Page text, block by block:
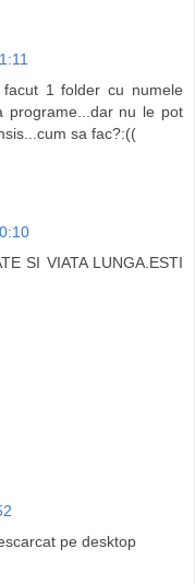
1 folder cu numele
programe...dar nu le pot
sa fac?:((
SI VIATA LUNGA.ESTI
pe desktop